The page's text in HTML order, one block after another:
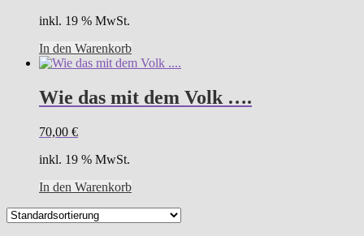
inkl. 19 % MwSt.
In den Warenkorb
Wie das mit dem Volk ….
70,00 €
inkl. 19 % MwSt.
In den Warenkorb